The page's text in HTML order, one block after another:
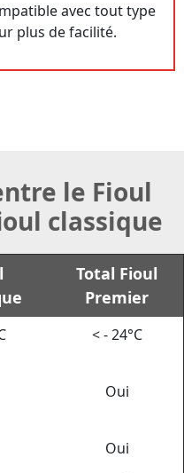
avec tout type
plus de facilité.
le Fioul
classique
Total Fioul
Premier
< - 24°C
Oui
Oui